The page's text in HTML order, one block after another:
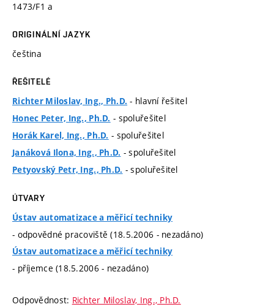
1473/F1 a
ORIGINÁLNÍ JAZYK
čeština
ŘEŠITELÉ
Richter Miloslav, Ing., Ph.D. - hlavní řešitel
Honec Peter, Ing., Ph.D. - spoluřešitel
Horák Karel, Ing., Ph.D. - spoluřešitel
Janáková Ilona, Ing., Ph.D. - spoluřešitel
Petyovský Petr, Ing., Ph.D. - spoluřešitel
ÚTVARY
Ústav automatizace a měřicí techniky
- odpovědné pracoviště (18.5.2006 - nezadáno)
Ústav automatizace a měřicí techniky
- příjemce (18.5.2006 - nezadáno)
Odpovědnost: Richter Miloslav, Ing., Ph.D.